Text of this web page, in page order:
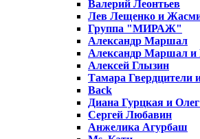
Валерий Леонтьев
Лев Лещенко и
Группа "МИРАЖ"
Александр Маршал
Александр Маршал
Алексей Глызин
Тамара Гвердцители
Back
Диана Гурцкая и
Сергей Любавин
Анжелика Агурбаш